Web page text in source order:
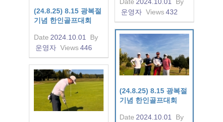
Date 2024.10.01
By
운영자 Views432
(24.8.25) 8.15 광복절
기념 한인골프대회
Date 2024.10.01
By
운영자 Views446
(24.8.25) 8.15 광복절
기념 한인골프대회
Date 2024.10.01
By